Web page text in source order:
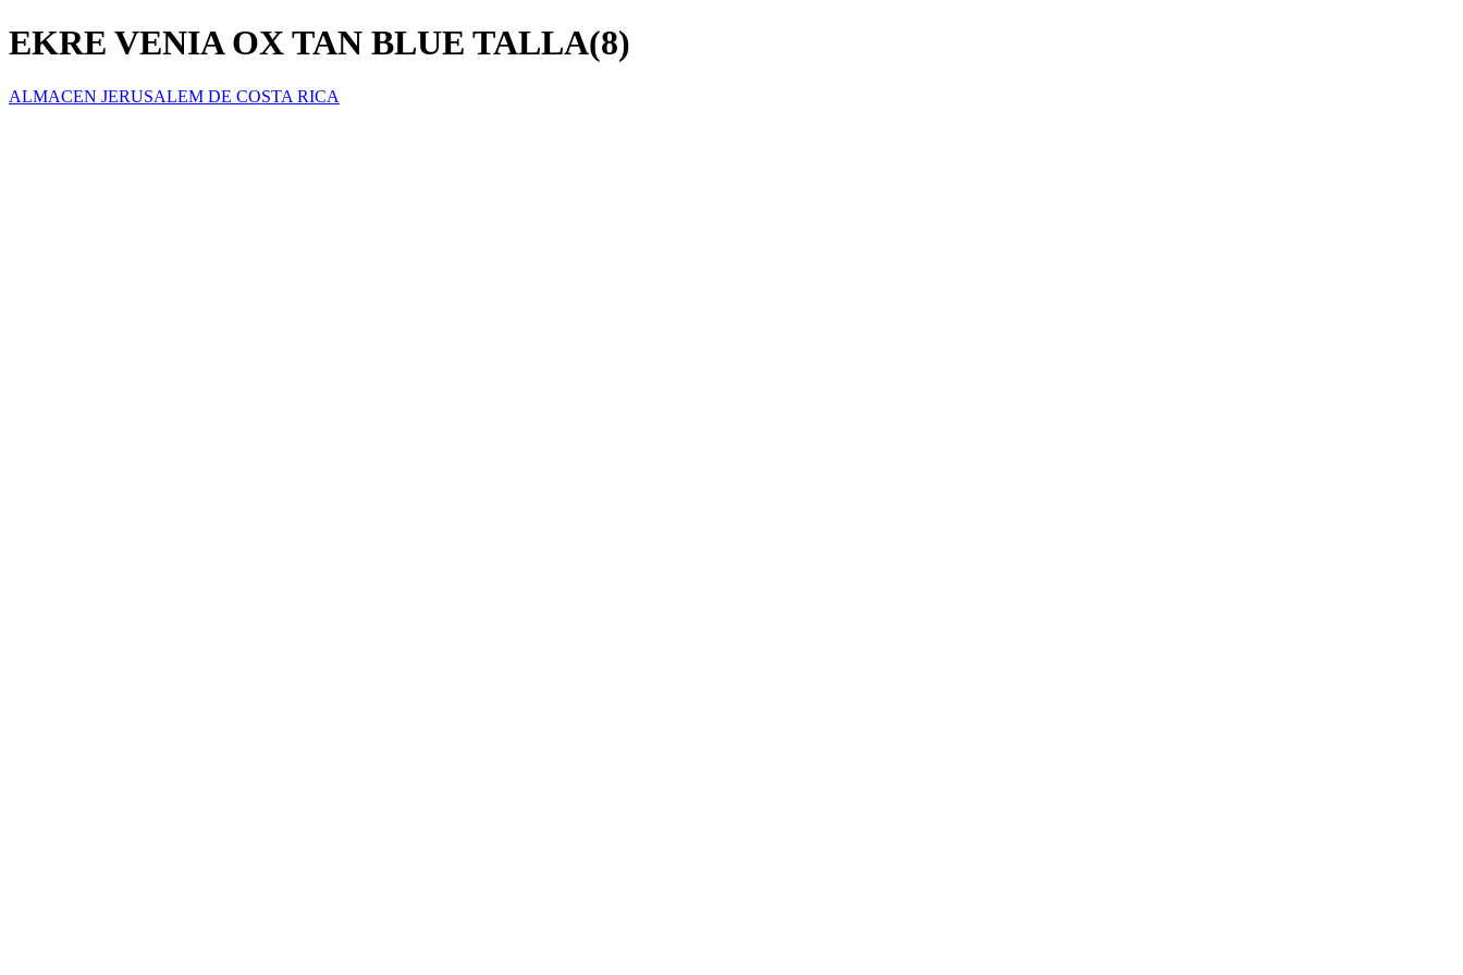
EKRE VENIA OX TAN BLUE TALLA(8)
ALMACEN JERUSALEM DE COSTA RICA